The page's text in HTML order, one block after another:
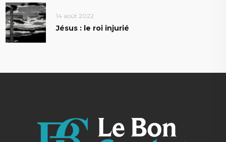
14 août 2022
Jésus : le roi injurié